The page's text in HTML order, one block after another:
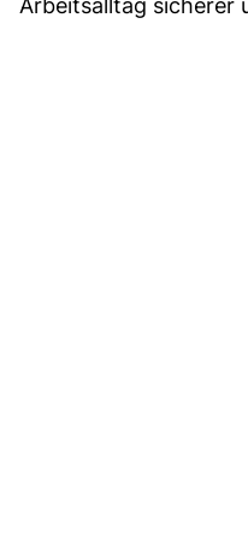
Arbeitsalltag sicherer